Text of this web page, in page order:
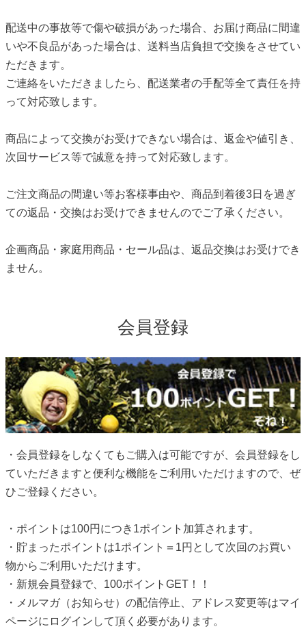
配送中の事故等で傷や破損があった場合、お届け商品に間違
いや不良品があった場合は、送料当店負担で交換をさせてい
ただきます。
ご連絡をいただきましたら、配送業者の手配等全て責任を持
って対応致します。
商品によって交換がお受けできない場合は、返金や値引き、
次回サービス等で誠意を持って対応致します。
ご注文商品の間違い等お客様事由や、商品到着後3日を過ぎ
ての返品・交換はお受けできませんのでご了承ください。
企画商品・家庭用商品・セール品は、返品交換はお受けでき
ません。
会員登録
・会員登録をしなくてもご購入は可能ですが、会員登録をし
ていただきますと便利な機能をご利用いただけますので、ぜ
ひご登録ください。
・ポイントは100円につき1ポイント加算されます。
・貯まったポイントは1ポイント＝1円として次回のお買い
物からご利用いただけます。
・新規会員登録で、100ポイントGET！！
・メルマガ（お知らせ）の配信停止、アドレス変更等はマイ
ページにログインして頂く必要があります。